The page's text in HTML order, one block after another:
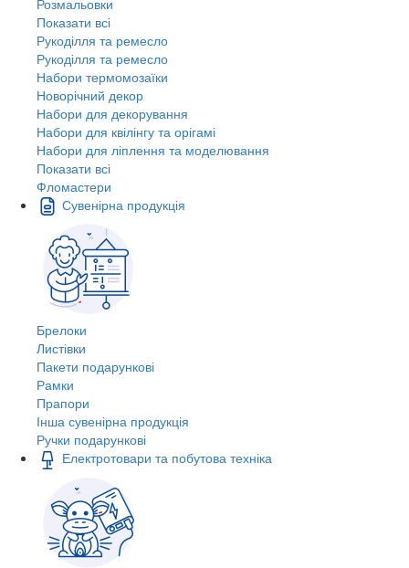
Розмальовки
Показати всі
Рукоділля та ремесло
Рукоділля та ремесло
Набори термомозаїки
Новорічний декор
Набори для декорування
Набори для квілінгу та орігамі
Набори для ліплення та моделювання
Показати всі
Фломастери
Сувенірна продукція
Брелоки
Листівки
Пакети подарункові
Рамки
Прапори
Інша сувенірна продукція
Ручки подарункові
Електротовари та побутова техніка